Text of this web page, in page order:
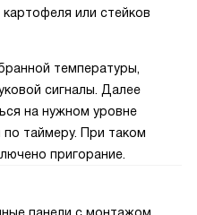
или стейков
температуры,
сигналы. Далее
на нужном уровне
таймеру. При таком
пригорание.